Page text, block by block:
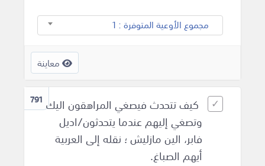
مجموع الأوعية المتوفرة : 1
معاينة
791 كيف تتحدث فيصغي المراهقون اليك
وتصغي إليهم عندما يتحدثون/اديل
فابر، الين مازليش ؛ نقله إلى العربية
أيهم الصباغ.